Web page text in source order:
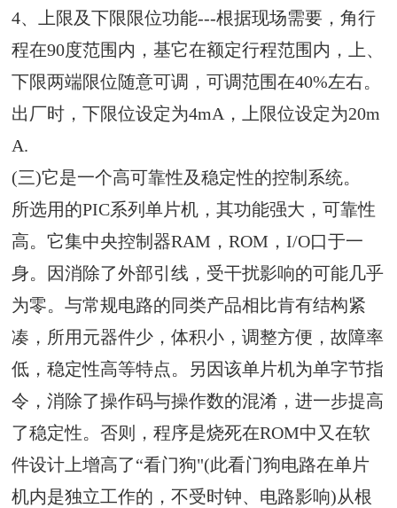
4、上限及下限限位功能---根据现场需要，角行
程在90度范围内，基它在额定行程范围内，上、
下限两端限位随意可调，可调范围在40%左右。
出厂时，下限位设定为4mA，上限位设定为20m
A.
(三)它是一个高可靠性及稳定性的控制系统。
所选用的PIC系列单片机，其功能强大，可靠性
高。它集中央控制器RAM，ROM，I/O口于一
身。因消除了外部引线，受干扰影响的可能几乎
为零。与常规电路的同类产品相比肯有结构紧
凑，所用元器件少，体积小，调整方便，故障率
低，稳定性高等特点。另因该单片机为单字节指
令，消除了操作码与操作数的混淆，进一步提高
了稳定性。否则，程序是烧死在ROM中又在软
件设计上增高了“看门狗"(此看门狗电路在单片
机内是独立工作的，不受时钟、电路影响)从根